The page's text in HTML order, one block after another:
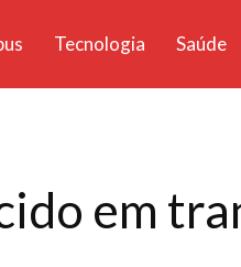
Tecnologia Saúde
em